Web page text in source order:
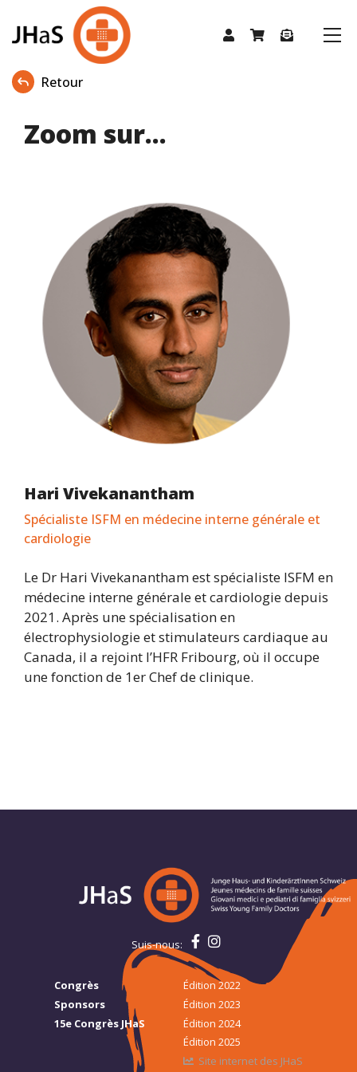
Retour
Zoom sur...
Hari Vivekanantham
Spécialiste ISFM en médecine interne générale et
cardiologie
Le Dr Hari Vivekanantham est spécialiste ISFM en
médecine interne générale et cardiologie depuis
2021. Après une spécialisation en
électrophysiologie et stimulateurs cardiaque au
Canada, il a rejoint l’HFR Fribourg, où il occupe
une fonction de 1er Chef de clinique.
Suis-nous:
Congrès
Sponsors
15e Congrès JHaS
Édition 2022
Édition 2023
Édition 2024
Édition 2025
Site internet des JHaS